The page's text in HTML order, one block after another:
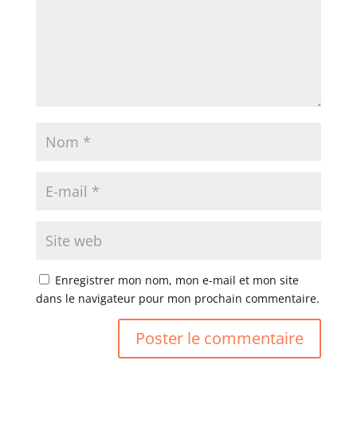
Enregistrer mon nom, mon e-mail et mon site
dans le navigateur pour mon prochain commentaire.